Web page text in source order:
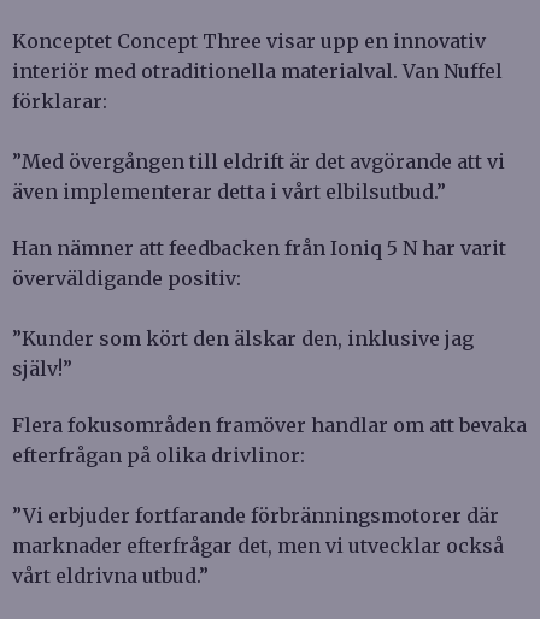
Konceptet Concept Three visar upp en innovativ
interiör med otraditionella materialval. Van Nuffel
förklarar:
”Med övergången till eldrift är det avgörande att vi
även implementerar detta i vårt elbilsutbud.”
Han nämner att feedbacken från Ioniq 5 N har varit
överväldigande positiv:
”Kunder som kört den älskar den, inklusive jag
själv!”
Flera fokusområden framöver handlar om att bevaka
efterfrågan på olika drivlinor:
”Vi erbjuder fortfarande förbränningsmotorer där
marknader efterfrågar det, men vi utvecklar också
vårt eldrivna utbud.”